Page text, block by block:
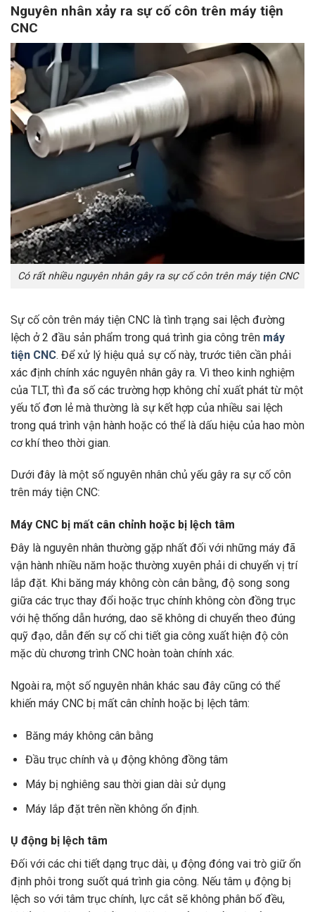
Nguyên nhân xảy ra sự cố côn trên máy tiện
CNC
Có rất nhiều nguyên nhân gây ra sự cố côn trên máy tiện CNC
Sự cố côn trên máy tiện CNC là tình trạng sai lệch đường
lệch ở 2 đầu sản phẩm trong quá trình gia công trên máy
tiện CNC. Để xử lý hiệu quả sự cố này, trước tiên cần phải
xác định chính xác nguyên nhân gây ra. Vì theo kinh nghiệm
của TLT, thì đa số các trường hợp không chỉ xuất phát từ một
yếu tố đơn lẻ mà thường là sự kết hợp của nhiều sai lệch
trong quá trình vận hành hoặc có thể là dấu hiệu của hao mòn
cơ khí theo thời gian.
Dưới đây là một số nguyên nhân chủ yếu gây ra sự cố côn
trên máy tiện CNC:
Máy CNC bị mất cân chỉnh hoặc bị lệch tâm
Đây là nguyên nhân thường gặp nhất đối với những máy đã
vận hành nhiều năm hoặc thường xuyên phải di chuyển vị trí
lắp đặt. Khi băng máy không còn cân bằng, độ song song
giữa các trục thay đổi hoặc trục chính không còn đồng trục
với hệ thống dẫn hướng, dao sẽ không di chuyển theo đúng
quỹ đạo, dẫn đến sự cố chi tiết gia công xuất hiện độ côn
mặc dù chương trình CNC hoàn toàn chính xác.
Ngoài ra, một số nguyên nhân khác sau đây cũng có thể
khiến máy CNC bị mất cân chỉnh hoặc bị lệch tâm:
Băng máy không cân bằng
Đầu trục chính và ụ động không đồng tâm
Máy bị nghiêng sau thời gian dài sử dụng
Máy lắp đặt trên nền không ổn định.
Ụ động bị lệch tâm
Đối với các chi tiết dạng trục dài, ụ động đóng vai trò giữ ổn
định phôi trong suốt quá trình gia công. Nếu tâm ụ động bị
lệch so với tâm trục chính, lực cắt sẽ không phân bố đều,